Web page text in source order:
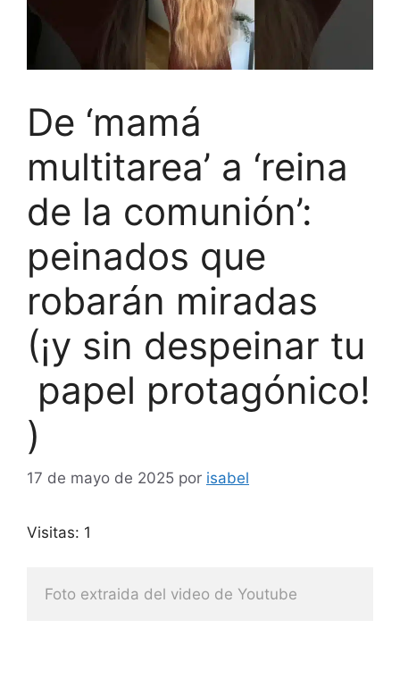
De ‘mamá
multitarea’ a ‘reina
de la comunión’:
peinados que
robarán miradas
(¡y sin despeinar tu
papel protagónico!
)
17 de mayo de 2025 por isabel
Visitas: 1
Foto extraida del video de Youtube